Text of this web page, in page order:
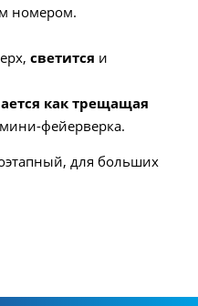
номером.
светится и
как трещащая
фейерверка.
для больших